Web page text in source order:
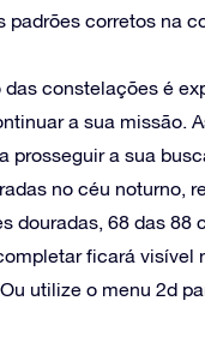
padrões corretos na
constelações é
a sua missão.
prosseguir a sua
no céu noturno,
douradas, 68 das 88
ficará visível
utilize o menu 2d